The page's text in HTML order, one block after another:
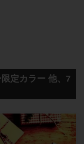
定カラー 他、7